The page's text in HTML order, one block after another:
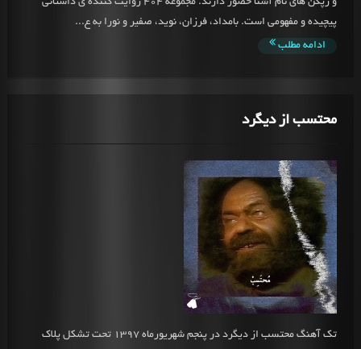
و رپکن های نام آشنا حضور دارند. مجموعه 404 روایت کننده ی داستانی
پیچیده و مفهومی است. بامداد، فرزان، نوید، صفیر و نورا به ع...
ادامه مطلب
محتسب از دیگرد
تک آهنگ محتسب از دیگرد در پنجم شهریورماه 1397 تحت تشکل پلاک